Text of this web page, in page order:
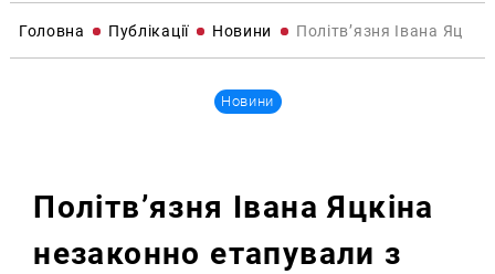
Головна Публікації Новини Політв’язня Івана
Новини
Політв’язня Івана Яцкіна
незаконно етапували з